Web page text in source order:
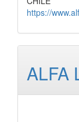
https://
ALFA